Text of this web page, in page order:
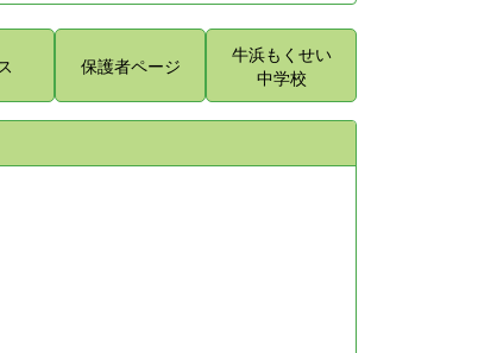
保護者ページ
牛浜もくせい
中学校